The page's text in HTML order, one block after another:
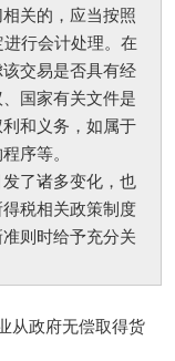
关的，应当按照
进行会计处理。在
交易是否具有经
国家有关文件是
和义务，如属于
序等。
了诸多变化，也
税相关政策制度
则时给予充分关
政府无偿取得货